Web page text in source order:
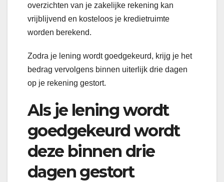
overzichten van je zakelijke rekening kan
vrijblijvend en kosteloos je kredietruimte
worden berekend.
Zodra je lening wordt goedgekeurd, krijg je het
bedrag vervolgens binnen uiterlijk drie dagen
op je rekening gestort.
Als je lening wordt
goedgekeurd wordt
deze binnen drie
dagen gestort